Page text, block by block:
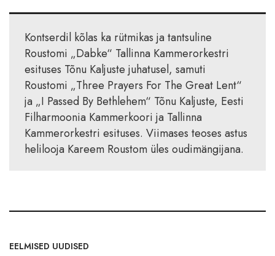
Kontserdil kõlas ka rütmikas ja tantsuline
Roustomi „Dabke“ Tallinna Kammerorkestri
esituses Tõnu Kaljuste juhatusel, samuti
Roustomi „Three Prayers For The Great Lent“
ja „I Passed By Bethlehem“ Tõnu Kaljuste, Eesti
Filharmoonia Kammerkoori ja Tallinna
Kammerorkestri esituses. Viimases teoses astus
helilooja Kareem Roustom üles oudimängijana.
EELMISED UUDISED